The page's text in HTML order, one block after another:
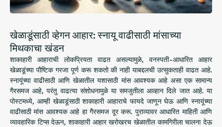
खेळाडूंसाठी व्हेगन आहार: स्नायू वाढीसाठी मांसाच्या
मिथकाचा खंडन
शाकाहारी आहाराची लोकप्रियता वाढत असल्यामुळे, वनस्पती-आधारित आहार
खेळाडूंच्या पौष्टिक गरजा पूर्ण करू शकतो की नाही याबद्दलची उत्सुकताही वाढत आहे.
स्नायूंच्या वाढीसाठी आणि खेळातील यशासाठी मांस आवश्यक आहे असा एक सामान्य
गैरसमज आहे, परंतु वाढत्या संशोधनामुळे या समजुतीला आव्हान दिले जात आहे. या
पोस्टमध्ये, आम्ही खेळाडूंसाठी शाकाहारी आहाराचे फायदे जाणून घेऊ आणि स्नायूंच्या
वाढीसाठी मांस आवश्यक आहे हा गैरसमज दूर करू. पुराव्यावर आधारित माहिती आणि
व्यावहारिक टिप्स देऊन, शाकाहारी आहार खरोखरच खेळातील कामगिरीला चालना देऊ